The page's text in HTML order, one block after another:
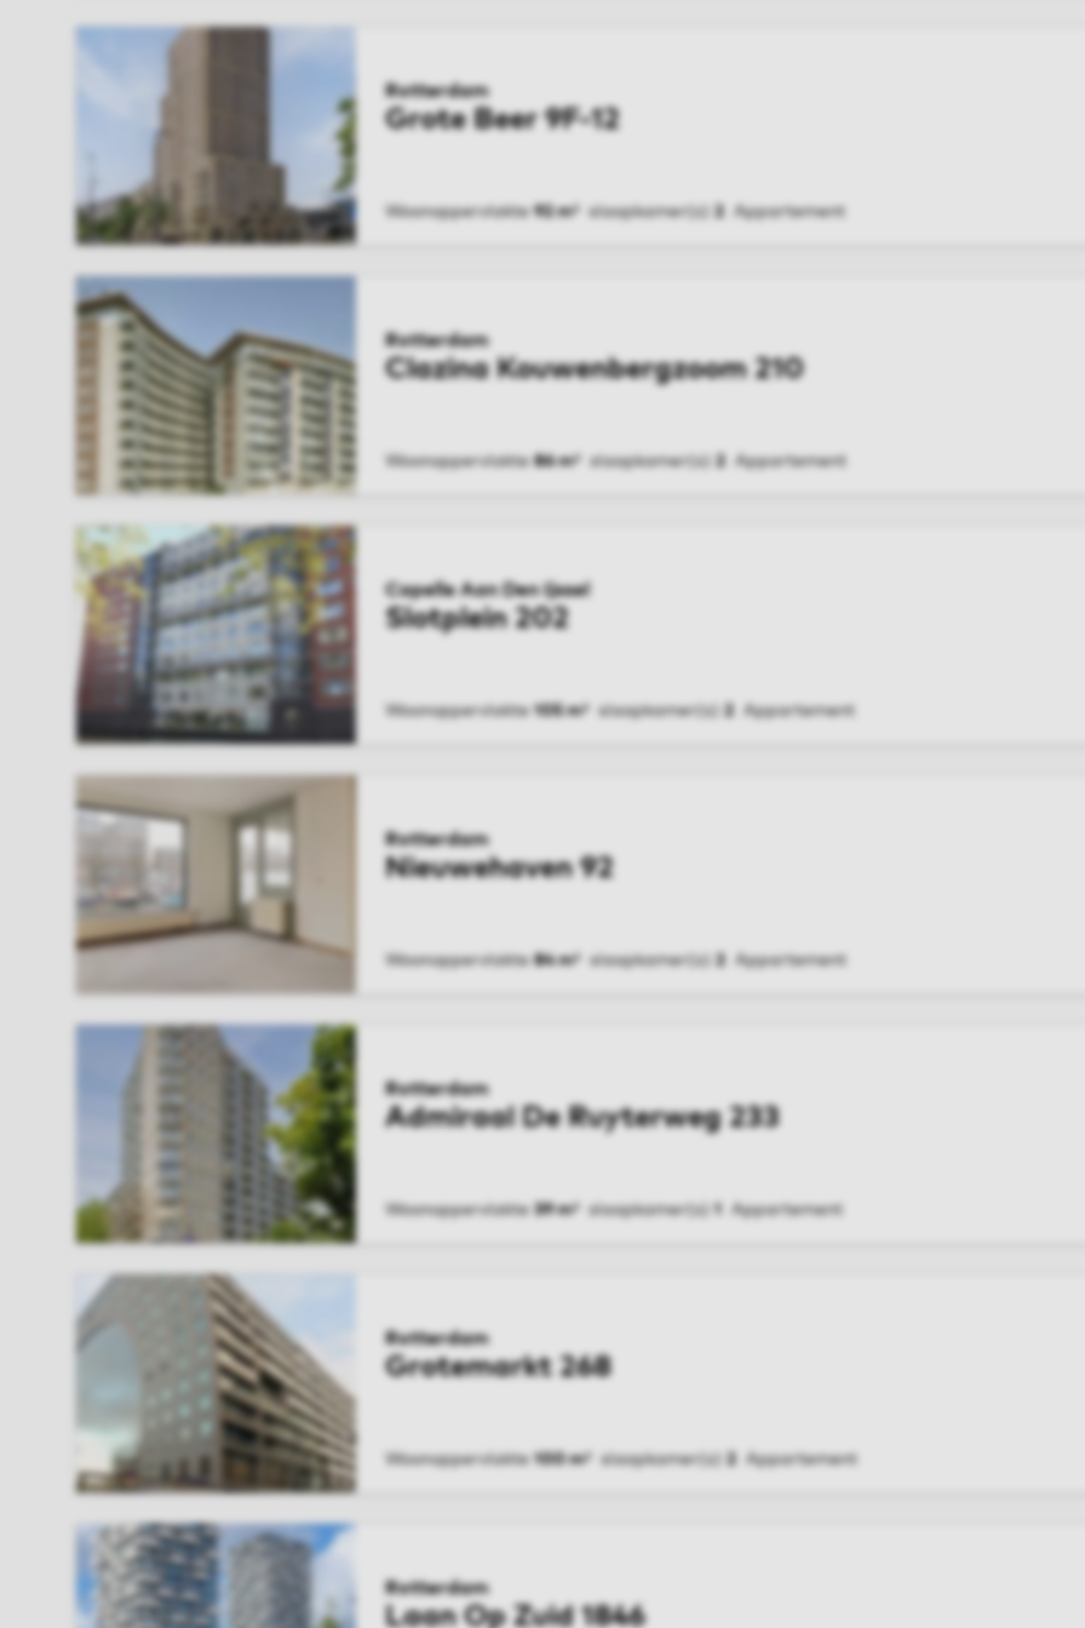
Grote Beer 9F-12
Rotterdam
Woonoppervlakte92 m² slaapkamer(s) Appartement
Clazina Kouwenbergzoom 210
Rotterdam
Woonoppervlakte 86 m² slaapkamer(s) Appartement
Slotplein 202
Capelle Aan Den Ijssel
Woonoppervlakte 105 m² slaapkamer(s) Appartement
Nieuwehaven 92
Rotterdam
Woonoppervlakte 84 m² slaapkamer(s) Appartement
Admiraal De Ruyterweg 233
Rotterdam
Woonoppervlakte 39 m² slaapkamer(s) 1 Appartement
Grotemarkt 268
Rotterdam
Woonoppervlakte 100 m² slaapkamer(s) Appartement
Laan Op Zuid 1846
Rotterdam